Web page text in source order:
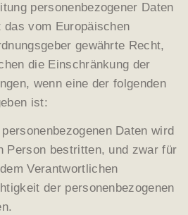
personenbezogener Daten
das vom Europäischen
gewährte Recht,
die Einschränkung der
wenn eine der folgenden
ist:
Daten wird
Person bestritten, und zwar für
Verantwortlichen
der personenbezogenen